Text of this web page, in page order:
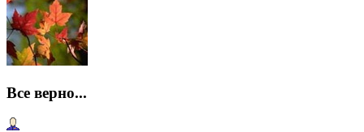
Все верно...